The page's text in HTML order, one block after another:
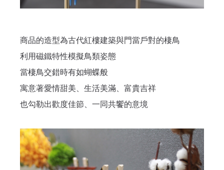
會員登入
商品的造型為古代紅樓建築與門當戶對的棲鳥
利用磁鐵特性模擬鳥類姿態
當棲鳥交錯時有如蝴蝶般
寓意著愛情甜美、生活美滿、富貴吉祥
也勾勒出歡度佳節、一同共饗的意境